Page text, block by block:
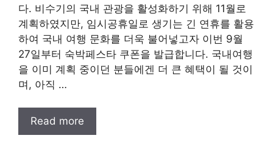
다. 비수기의 국내 관광을 활성화하기 위해 11월로
계획하였지만, 임시공휴일로 생기는 긴 연휴를 활용
하여 국내 여행 문화를 더욱 불어넣고자 이번 9월
27일부터 숙박페스타 쿠폰을 발급합니다. 국내여행
을 이미 계획 중이던 분들에겐 더 큰 혜택이 될 것이
며, 아직 …
Read more